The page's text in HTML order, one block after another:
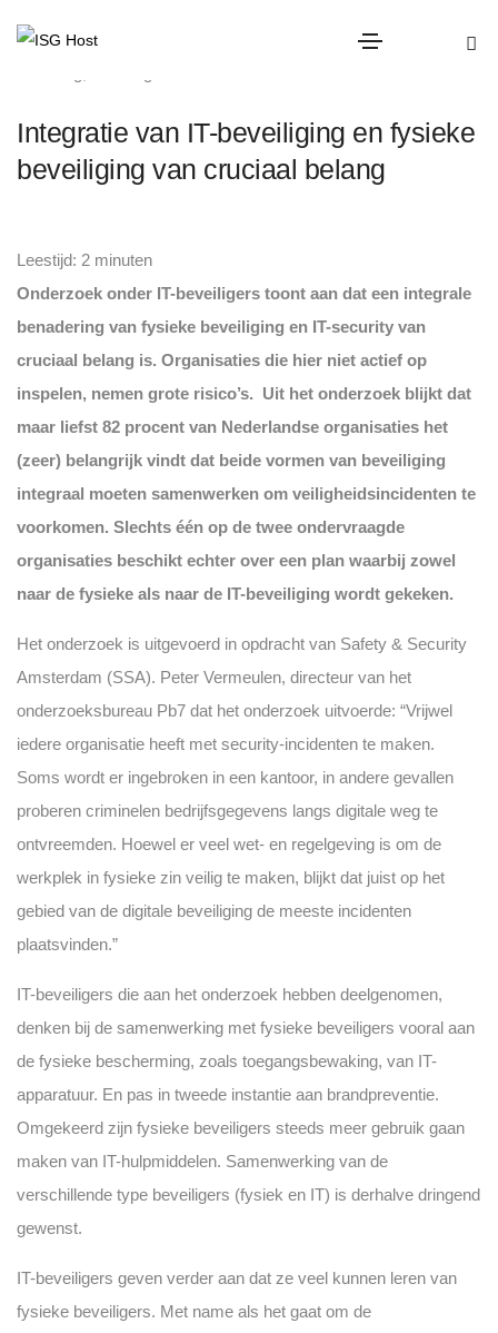
Integratie van IT-beveiliging en fysieke
beveiliging van cruciaal belang
Leestijd: 2 minuten
Onderzoek onder IT-beveiligers toont aan dat een integrale
benadering van fysieke beveiliging en IT-security van
cruciaal belang is. Organisaties die hier niet actief op
inspelen, nemen grote risico’s. Uit het onderzoek blijkt dat
maar liefst 82 procent van Nederlandse organisaties het
(zeer) belangrijk vindt dat beide vormen van beveiliging
integraal moeten samenwerken om veiligheidsincidenten te
voorkomen. Slechts één op de twee ondervraagde
organisaties beschikt echter over een plan waarbij zowel
naar de fysieke als naar de IT-beveiliging wordt gekeken.
Het onderzoek is uitgevoerd in opdracht van Safety & Security
Amsterdam (SSA). Peter Vermeulen, directeur van het
onderzoeksbureau Pb7 dat het onderzoek uitvoerde: “Vrijwel
iedere organisatie heeft met security-incidenten te maken.
Soms wordt er ingebroken in een kantoor, in andere gevallen
proberen criminelen bedrijfsgegevens langs digitale weg te
ontvreemden. Hoewel er veel wet- en regelgeving is om de
werkplek in fysieke zin veilig te maken, blijkt dat juist op het
gebied van de digitale beveiliging de meeste incidenten
plaatsvinden.”
IT-beveiligers die aan het onderzoek hebben deelgenomen,
denken bij de samenwerking met fysieke beveiligers vooral aan
de fysieke bescherming, zoals toegangsbewaking, van IT-
apparatuur. En pas in tweede instantie aan brandpreventie.
Omgekeerd zijn fysieke beveiligers steeds meer gebruik gaan
maken van IT-hulpmiddelen. Samenwerking van de
verschillende type beveiligers (fysiek en IT) is derhalve dringend
gewenst.
IT-beveiligers geven verder aan dat ze veel kunnen leren van
fysieke beveiligers. Met name als het gaat om de